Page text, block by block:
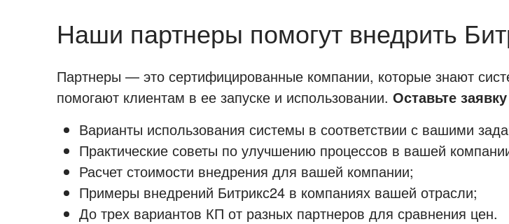
Наши партнеры помогут внедрить
Партнеры — это сертифицированные компании, которые знают
помогают клиентам в ее запуске и использовании. Оставьте
Варианты использования системы в соответствии с вашими
Практические советы по улучшению процессов в вашей
Расчет стоимости внедрения для вашей компании;
Примеры внедрений Битрикс24 в компаниях вашей отрасли;
До трех вариантов КП от разных партнеров для сравнения цен.